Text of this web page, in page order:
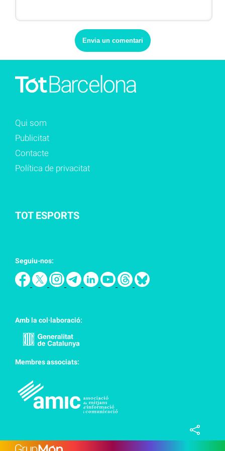
Qui som
Publicitat
Contacte
Política de privacitat
TOT ESPORTS
Seguiu-nos:
Amb la col·laboració:
Membres associats: